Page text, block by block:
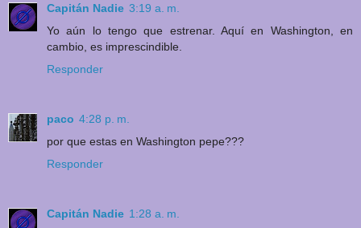
Capitán Nadie 3:19 a. m.
Yo aún lo tengo que estrenar. Aquí en Washington, en
cambio, es imprescindible.
Responder
paco 4:28 p. m.
por que estas en Washington pepe???
Responder
Capitán Nadie 1:28 a. m.